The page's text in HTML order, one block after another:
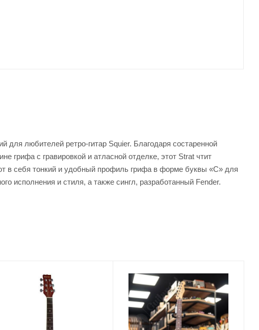
любителей ретро-гитар Squier. Благодаря состаренной
грифа с гравировкой и атласной отделке, этот Strat чтит
в себя тонкий и удобный профиль грифа в форме буквы «С» для
исполнения и стиля, а также сингл, разработанный Fender.